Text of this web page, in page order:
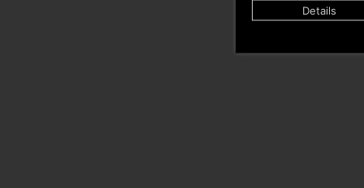
Details